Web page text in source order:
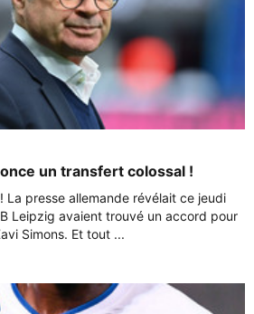
un transfert colossal !
La presse allemande révélait ce jeudi
Leipzig avaient trouvé un accord pour
Simons. Et tout ...